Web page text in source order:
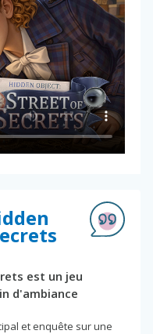
est un jeu
d'ambiance
et enquête sur une